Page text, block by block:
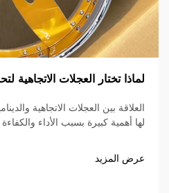
لماذا تختار العجلات الاتجاهية
العلاقة بين العجلات الاتجاهية
لها أهمية كبيرة بسبب الأداء
عرض المزيد